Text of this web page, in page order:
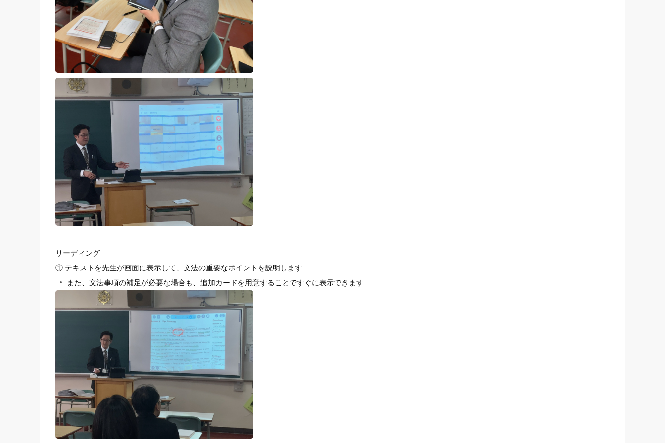
リーディング
① テキストを先生が画面に表示して、文法の重要なポイントを説明します
また、文法事項の補足が必要な場合も、追加カードを用意することですぐに表示できます